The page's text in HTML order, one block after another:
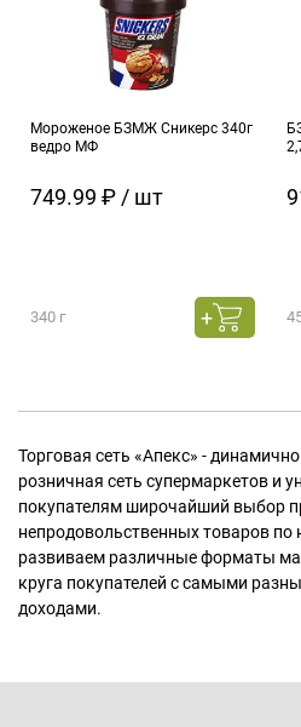
Мороженое БЗМЖ Сникерс 340г
ведро МФ
749.99 ₽ / шт
340 г
Торговая сеть «Апекс» -
розничная сеть супермаркетов и
покупателям широчайший выбор
непродовольственных товаров
развиваем различные форматы
круга покупателей с самыми
доходами.